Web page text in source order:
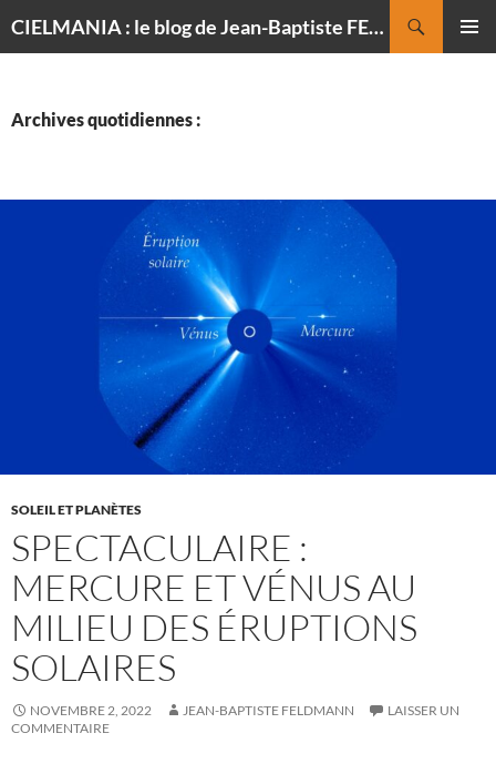
CIELMANIA : le blog de Jean-Baptiste FELDMANN, photographe du ciel
Archives quotidiennes :
SOLEIL ET PLANÈTES
SPECTACULAIRE :
MERCURE ET VÉNUS AU
MILIEU DES ÉRUPTIONS
SOLAIRES
NOVEMBRE 2, 2022 JEAN-BAPTISTE FELDMANN
LAISSER UN
COMMENTAIRE